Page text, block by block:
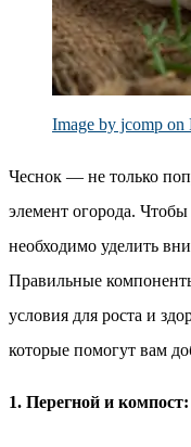
Image by jcomp on
Чеснок — не только
элемент огорода.
необходимо уделить
Правильные
условия для роста и
которые помогут вам
1. Перегной и